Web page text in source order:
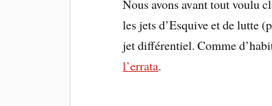
Nous avons avant tout voulu
les jets d’Esquive et de lutte
jet différentiel. Comme
l’errata.